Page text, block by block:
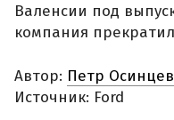
Валенсии под
компания
Автор: Петр Осинцев
Источник: Ford